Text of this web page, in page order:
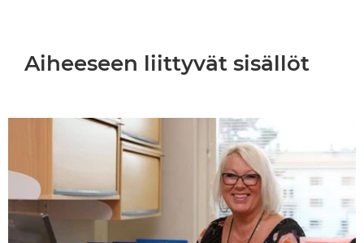
Aiheeseen liittyvät sisällöt